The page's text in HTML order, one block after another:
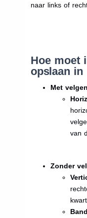
naar links of
Hoe moet
opslaan in
Met
van
Zonder